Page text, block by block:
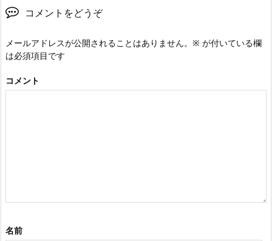
コメントをどうぞ
メールアドレスが公開されることはありません。 ※ が付いている欄
は必須項目です
コメント
名前